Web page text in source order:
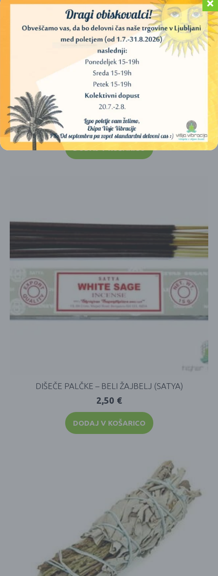
ŽAJBELJ ČRNI (BLACK SAGE) – 10 CM
10,00€
DODAJ V KOŠARICO
DIŠEČE PALČKE – BELI ŽAJBELJ (SATYA)
2,50 €
DODAJ V KOŠARICO